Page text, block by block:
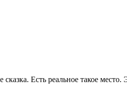
Есть реальное такое место.